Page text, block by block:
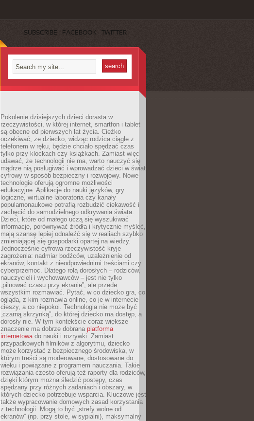
SUBSCRIBE FACEBOOK TWITTER
Pokolenie dzisiejszych dzieci dorasta w
rzeczywistości, w której internet, smartfon i tablet
są obecne od pierwszych lat życia. Ciężko
oczekiwać, że dziecko, widząc rodzica ciągle z
telefonem w ręku, będzie chciało spędzać czas
tylko przy klockach czy książkach. Zamiast więc
udawać, że technologii nie ma, warto nauczyć się
mądrze nią posługiwać i wprowadzać dzieci w świat
cyfrowy w sposób bezpieczny i rozwojowy. Nowe
technologie oferują ogromne możliwości
edukacyjne. Aplikacje do nauki języków, gry
logiczne, wirtualne laboratoria czy kanały
popularnonaukowe potrafią rozbudzić ciekawość i
zachęcić do samodzielnego odkrywania świata.
Dzieci, które od małego uczą się wyszukiwać
informacje, porównywać źródła i krytycznie myśleć,
mają szansę lepiej odnaleźć się w realiach szybko
zmieniającej się gospodarki opartej na wiedzy.
Jednocześnie cyfrowa rzeczywistość kryje
zagrożenia: nadmiar bodźców, uzależnienie od
ekranów, kontakt z nieodpowiednimi treściami czy
cyberprzemoc. Dlatego rolą dorosłych – rodziców,
nauczycieli i wychowawców – jest nie tylko
„pilnować czasu przy ekranie”, ale przede
wszystkim rozmawiać. Pytać, w co dziecko gra, co
ogląda, z kim rozmawia online, co je w internecie
cieszy, a co niepokoi. Technologia nie może być
„czarną skrzynką”, do której dziecko ma dostęp, a
dorosły nie. W tym kontekście coraz większe
znaczenie ma dobrze dobrana platforma
internetowado nauki i rozrywki. Zamiast
przypadkowych filmików z algorytmu, dziecko
może korzystać z bezpiecznego środowiska, w
którym treści są moderowane, dostosowane do
wieku i powiązane z programem nauczania. Takie
rozwiązania często oferują też raporty dla rodziców,
dzięki którym można śledzić postępy, czas
spędzany przy różnych zadaniach i obszary, w
których dziecko potrzebuje wsparcia. Kluczowe jest
także wypracowanie domowych zasad korzystania
z technologii. Mogą to być „strefy wolne od
ekranów” (np. przy stole, w sypialni), maksymalny